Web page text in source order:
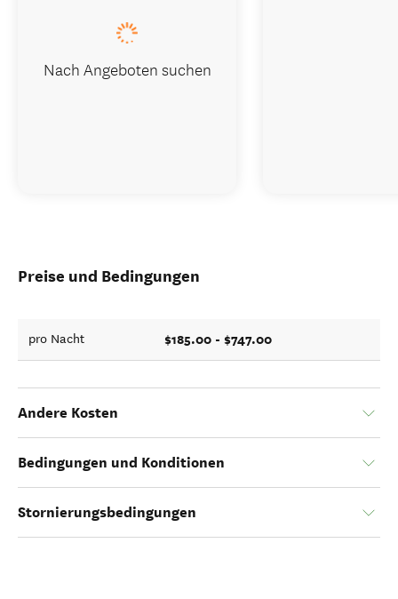
Preise und Bedingungen
pro Nacht $185.00 - $747.00
Andere Kosten
Bedingungen und Konditionen
Stornierungsbedingungen
Nach Angeboten suchen